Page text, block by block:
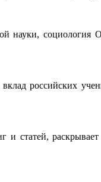
науки, социология
российских
и статей,